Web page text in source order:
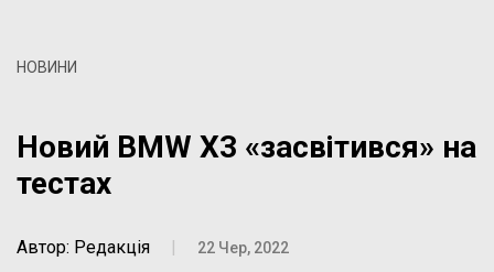
НОВИНИ
Новий BMW X3 «засвітився» на
тестах
Автор: Редакція 22 Чер, 2022